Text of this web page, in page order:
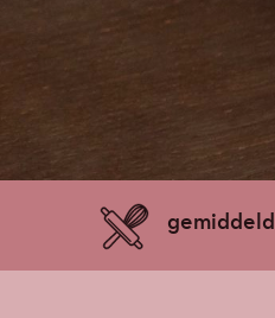
gemiddeld